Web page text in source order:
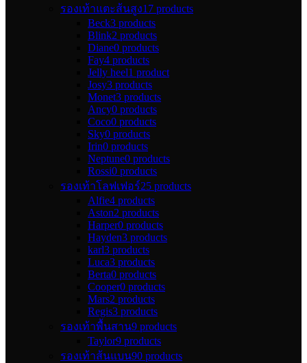
รองเท้าแตะส้นสูง17 products
Beck3 products
Blink2 products
Diane0 products
Fay4 products
Jelly heel1 product
Josy3 products
Monet3 products
Ancy0 products
Coco0 products
Sky0 products
Irin0 products
Neptune0 products
Rossi0 products
รองเท้าโลฟเฟอร์25 products
Alfie4 products
Aston2 products
Harper0 products
Hayden3 products
karl3 products
Luca3 products
Berta0 products
Cooper0 products
Mars2 products
Regis3 products
รองเท้าพื้นสาน9 products
Taylor9 products
รองเท้าส้นแบน90 products